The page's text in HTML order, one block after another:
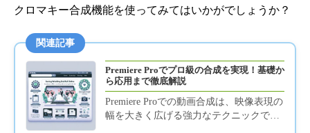
クロマキー合成機能を使ってみてはいかがでしょうか？
関連記事
Premiere Proでプロ級の合成を実現！基礎か
ら応用まで徹底解説
Premiere Proでの動画合成は、映像表現の
幅を大きく広げる強力なテクニックで